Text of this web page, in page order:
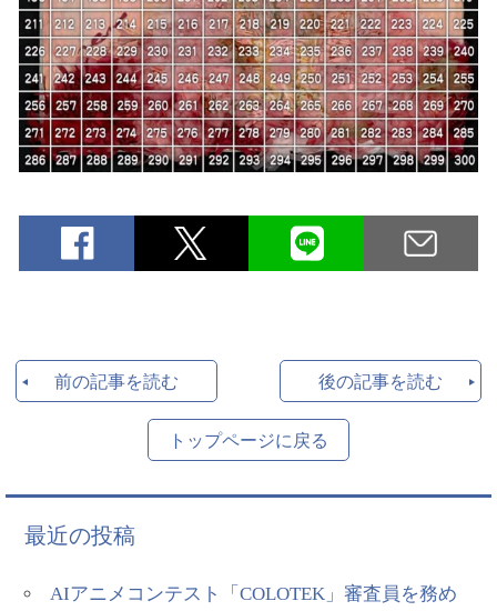
前の記事を読む 後の記事を読む
トップページに戻る
最近の投稿
AIアニメコンテスト「COLOTEK」審査員を務め